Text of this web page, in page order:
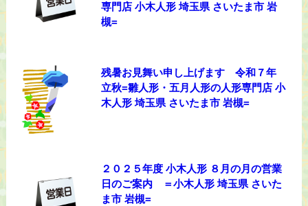
専門店 小木人形 埼玉県 さいたま市 岩
槻=
残暑お見舞い申し上げます 令和７年
立秋=雛人形・五月人形の人形専門店 小
木人形 埼玉県 さいたま市 岩槻=
２０２５年度 小木人形 ８月の月の営業
日のご案内 ＝小木人形 埼玉県 さいた
ま市 岩槻=